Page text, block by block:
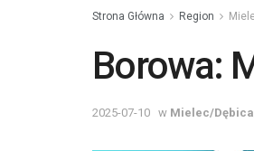
Strona Główna Region
Borowa:
2025-07-10 w Mielec/